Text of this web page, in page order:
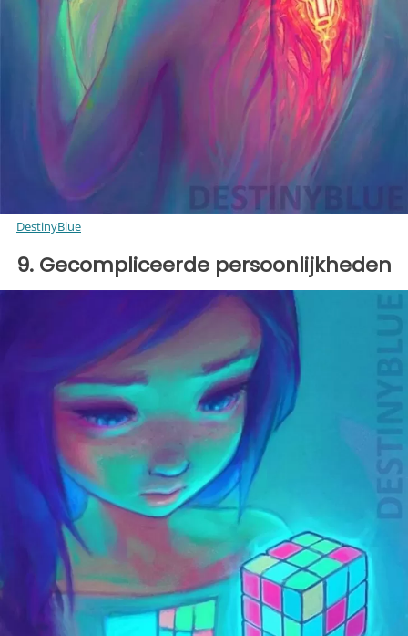
DestinyBlue
9. Gecompliceerde persoonlijkheden